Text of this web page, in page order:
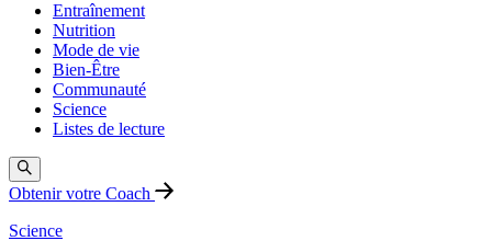
Entraînement
Nutrition
Mode de vie
Bien-Être
Communauté
Science
Listes de lecture
Obtenir votre Coach
Science